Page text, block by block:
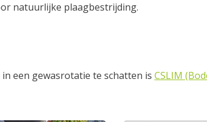
natuurlijke plaagbestrijding.
een gewasrotatie te schatten is CSLIM